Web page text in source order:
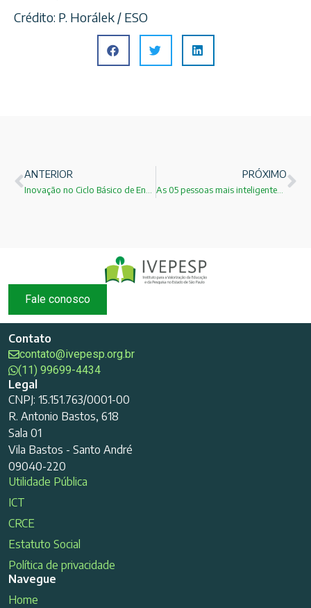
Crédito: P. Horálek / ESO
ANTERIOR PRÓXIMO
As 05 pessoas mais inteligentes de todos os tempos!
Fale conosco
Contato
contato@ivepesp.org.br
(11) 99699-4434
Legal
CNPJ: 15.151.763/0001-00
R. Antonio Bastos, 618
Sala 01
Vila Bastos - Santo André
09040-220
Utilidade Pública
ICT
CRCE
Estatuto Social
Política de privacidade
Navegue
Home